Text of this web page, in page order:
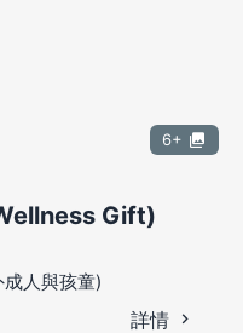
6+
Gift)
人與孩童)
詳情